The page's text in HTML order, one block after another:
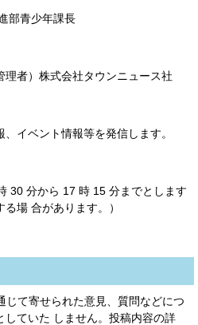
部青少年課長
者）株式会社タウンニュース社
イベント情報等を発信します。
30 分から 17 時 15 分までとします
場 合があります。）
じて寄せられた意見、質問などにつ
していた しません。投稿内容の詳